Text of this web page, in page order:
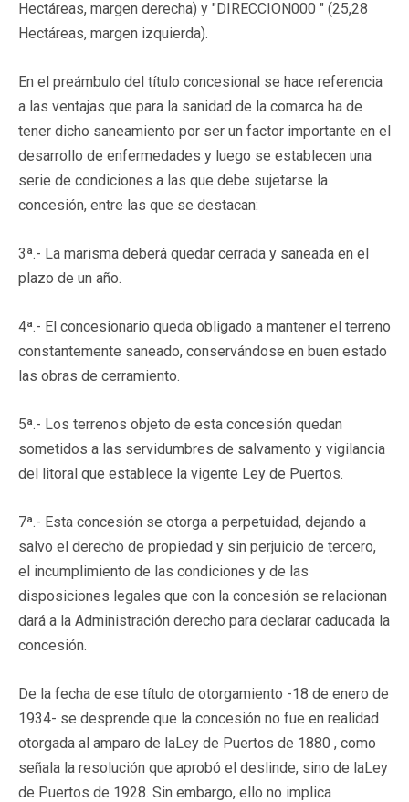
Hectáreas, margen derecha) y "DIRECCION000 " (25,28
Hectáreas, margen izquierda).
En el preámbulo del título concesional se hace referencia
a las ventajas que para la sanidad de la comarca ha de
tener dicho saneamiento por ser un factor importante en el
desarrollo de enfermedades y luego se establecen una
serie de condiciones a las que debe sujetarse la
concesión, entre las que se destacan:
3ª.- La marisma deberá quedar cerrada y saneada en el
plazo de un año.
4ª.- El concesionario queda obligado a mantener el terreno
constantemente saneado, conservándose en buen estado
las obras de cerramiento.
5ª.- Los terrenos objeto de esta concesión quedan
sometidos a las servidumbres de salvamento y vigilancia
del litoral que establece la vigente Ley de Puertos.
7ª.- Esta concesión se otorga a perpetuidad, dejando a
salvo el derecho de propiedad y sin perjuicio de tercero,
el incumplimiento de las condiciones y de las
disposiciones legales que con la concesión se relacionan
dará a la Administración derecho para declarar caducada la
concesión.
De la fecha de ese título de otorgamiento -18 de enero de
1934- se desprende que la concesión no fue en realidad
otorgada al amparo de laLey de Puertos de 1880 , como
señala la resolución que aprobó el deslinde, sino de laLey
de Puertos de 1928. Sin embargo, ello no implica